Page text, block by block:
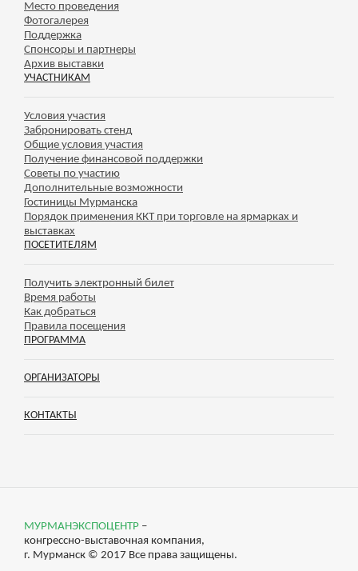
Место проведения
Фотогалерея
Поддержка
Спонсоры и партнеры
Архив выставки
УЧАСТНИКАМ
Условия участия
Забронировать стенд
Общие условия участия
Получение финансовой поддержки
Советы по участию
Дополнительные возможности
Гостиницы Мурманска
Порядок применения ККТ при торговле на ярмарках и
выставках
ПОСЕТИТЕЛЯМ
Получить электронный билет
Время работы
Как добраться
Правила посещения
ПРОГРАММА
ОРГАНИЗАТОРЫ
КОНТАКТЫ
МУРМАНЭКСПОЦЕНТР –
конгрессно-выставочная компания,
г. Мурманск © 2017 Все права защищены.